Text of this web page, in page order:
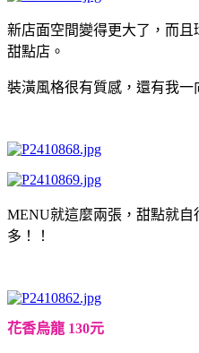
新店面空間變得更大了，而
甜點店。
裝潢風格很有質感，還有我一
MENU就這麼兩張，甜點就
多！！
花香烏龍 130元